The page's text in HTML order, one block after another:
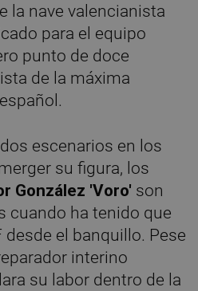
la nave valencianista
para el equipo
punto de doce
de la máxima
escenarios en los
su figura, los
González 'Voro' son
cuando ha tenido que
desde el banquillo. Pese
interino
su labor dentro de la